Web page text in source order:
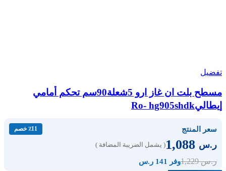
تفضيل
مسطح بلت ان غاز ارو 5شعلة90سم تحكم أمامي
إيطاليRo- hg905shdk
سعر المنتج ٪11 خصم
ر.س ( يشمل الضريبة المضافة )
ر.س1,229 وفر 141 ر.س